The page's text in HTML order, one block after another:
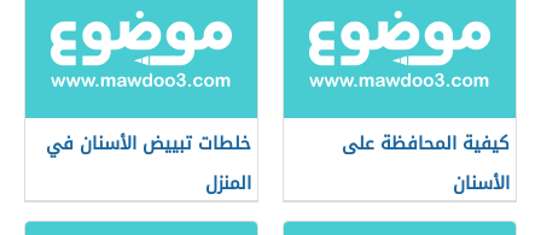
كيفية المحافظة على
الأسنان
خلطات تبييض الأسنان في
المنزل